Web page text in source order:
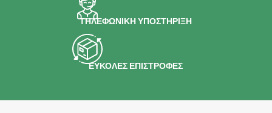
ΤΗΛΕΦΩΝΙΚΗ ΥΠΟΣΤΗΡΙΞΗ
ΕΥΚΟΛΕΣ ΕΠΙΣΤΡΟΦΕΣ